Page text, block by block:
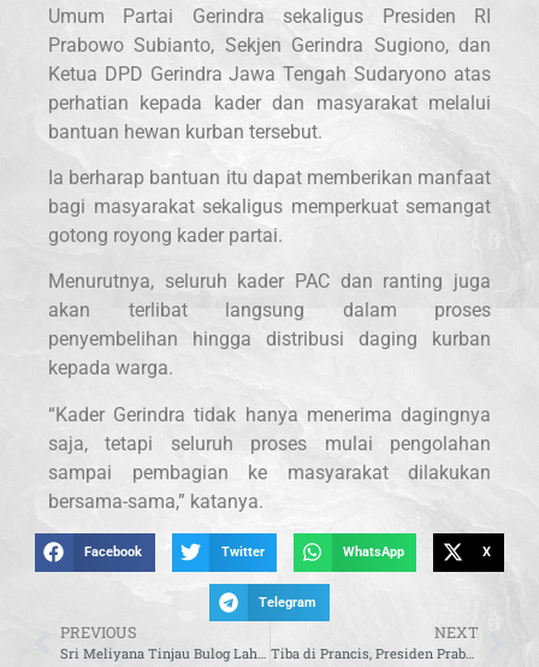
Umum Partai Gerindra sekaligus Presiden RI
Prabowo Subianto, Sekjen Gerindra Sugiono, dan
Ketua DPD Gerindra Jawa Tengah Sudaryono atas
perhatian kepada kader dan masyarakat melalui
bantuan hewan kurban tersebut.
Ia berharap bantuan itu dapat memberikan manfaat
bagi masyarakat sekaligus memperkuat semangat
gotong royong kader partai.
Menurutnya, seluruh kader PAC dan ranting juga
akan terlibat langsung dalam proses
penyembelihan hingga distribusi daging kurban
kepada warga.
“Kader Gerindra tidak hanya menerima dagingnya
saja, tetapi seluruh proses mulai pengolahan
sampai pembagian ke masyarakat dilakukan
bersama-sama,” katanya.
Facebook Twitter WhatsApp X
Telegram
PREVIOUS
Sri Meliyana Tinjau Bulog Lahat, Pastikan Stok dan Distribusi Pangan Aman
NEXT
Tiba di Prancis, Presiden Prabowo Bawa Misi Penguatan Kerja Sama Strategis Indonesia-Eropa